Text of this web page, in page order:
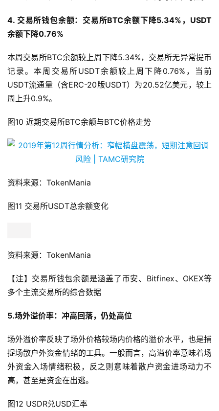
BCH、EOS、LTC、ADA、ETC、DASH）的每日平均值。
余额下降0.76%
本周交易所BTC余额较上周下降5.34%，交易所无异常提币
记录。本周交易所USDT余额较上周下降0.76%，当前
周上升0.9%。
图10 近期交易所BTC余额与BTC价格走势
资料来源：TokenMania
资料来源：TokenMania
多个主流交易所的综合数据
5.场外溢价率：冲高回落，仍处高位
场外溢价率反映了场外价格较场内价格的溢价水平，也是捕
捉场散户外资金情绪的工具。一般而言，高溢价率意味着场
高，甚至是资金在出逃。